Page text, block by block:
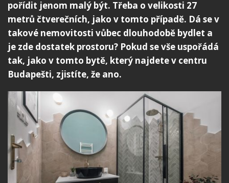
pořídit jenom malý být. Třeba o velikosti 27
metrů čtverečních, jako v tomto případě. Dá se v
takové nemovitosti vůbec dlouhodobě bydlet a
je zde dostatek prostoru? Pokud se vše uspořádá
tak, jako v tomto bytě, který najdete v centru
Budapešti, zjistíte, že ano.